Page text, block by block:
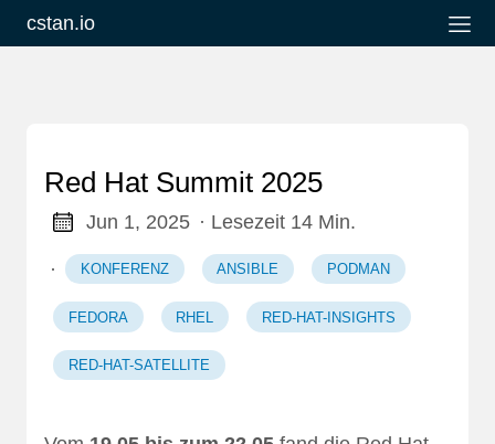
cstan.io
Red Hat Summit 2025
Jun 1, 2025 · Lesezeit 14 Min.
· KONFERENZ ANSIBLE PODMAN
FEDORA RHEL RED-HAT-INSIGHTS
RED-HAT-SATELLITE